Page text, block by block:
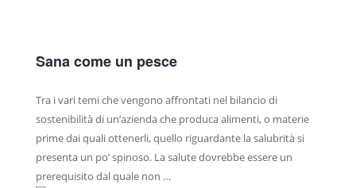
CERTIFICAZIONE
FILIERA
ALLEVAMENTI
LABORATORI
Sana come un pesce
Tra i vari temi che vengono affrontati nel bilancio di
sostenibilità di un’azienda che produca alimenti, o materie
prime dai quali ottenerli, quello riguardante la salubrità si
presenta un po’ spinoso. La salute dovrebbe essere un
prerequisito dal quale non …